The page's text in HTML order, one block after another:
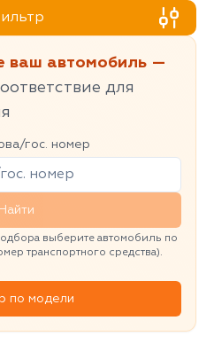
ваш автомобиль —
для
гос. номер
Найти
выберите автомобиль по
транспортного средства).
по модели